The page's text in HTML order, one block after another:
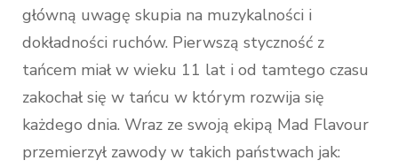
główną uwagę skupia na muzykalności i
dokładności ruchów. Pierwszą styczność z
tańcem miał w wieku 11 lat i od tamtego czasu
zakochał się w tańcu w którym rozwija się
każdego dnia. Wraz ze swoją ekipą Mad Flavour
przemierzył zawody w takich państwach jak: